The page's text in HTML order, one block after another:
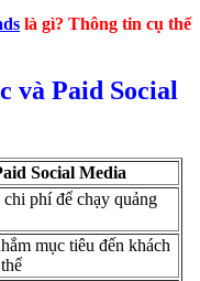
là gì? Thông tin cụ thể
và Paid Social
Social Media
phí để chạy quảng
mục tiêu đến khách